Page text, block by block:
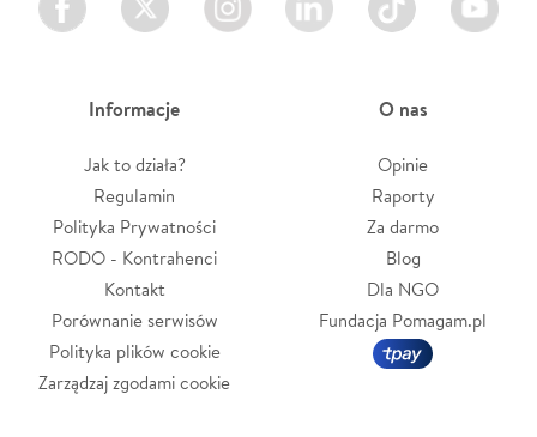
Informacje
Jak to działa?
Regulamin
Polityka Prywatności
RODO - Kontrahenci
Kontakt
Porównanie serwisów
Polityka plików cookie
Zarządzaj zgodami cookie
O nas
Opinie
Raporty
Za darmo
Blog
Dla NGO
Fundacja Pomagam.pl